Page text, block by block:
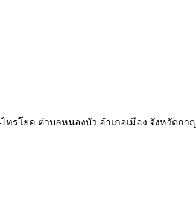
โยค ตำบลหนองบัว อำเภอเมือง จังหวัดกาญ